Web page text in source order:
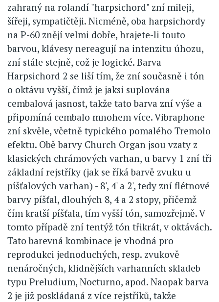
zahraný na rolandí "harpsichord" zní mileji,
šířeji, sympatičtěji. Nicméně, oba harpsichordy
na P-60 znějí velmi dobře, hrajete-li touto
barvou, klávesy nereagují na intenzitu úhozu,
zní stále stejně, což je logické. Barva
Harpsichord 2 se liší tím, že zní současně i tón
o oktávu vyšší, čímž je jaksi suplována
cembalová jasnost, takže tato barva zní výše a
připomíná cembalo mnohem více. Vibraphone
zní skvěle, včetně typického pomalého Tremolo
efektu. Obě barvy Church Organ jsou vzaty z
klasických chrámových varhan, u barvy 1 zní tři
základní rejstříky (jak se říká barvě zvuku u
píšťalových varhan) - 8', 4' a 2', tedy zní flétnové
barvy píšťal, dlouhých 8, 4 a 2 stopy, přičemž
čím kratší píšťala, tím vyšší tón, samozřejmě. V
tomto případě zní tentýž tón třikrát, v oktávách.
Tato barevná kombinace je vhodná pro
reprodukci jednoduchých, resp. zvukově
nenáročných, klidnějších varhanních skladeb
typu Preludium, Nocturno, apod. Naopak barva
2 je již poskládaná z více rejstříků, takže